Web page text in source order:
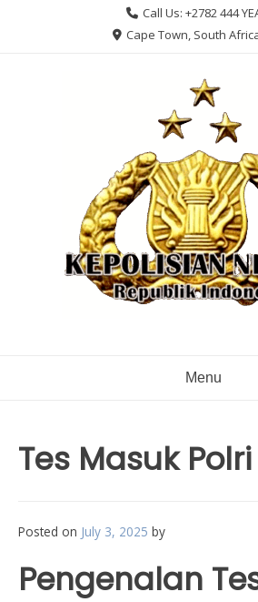
Call Us: +2782 444
Cape Town, South
Menu
Tes Masuk Polri
Posted on July 3, 2025 by
Pengenalan